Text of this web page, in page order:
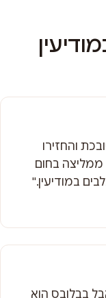
והחזירו
ממליצה בחום
במודיעין."
בבלובס הוא